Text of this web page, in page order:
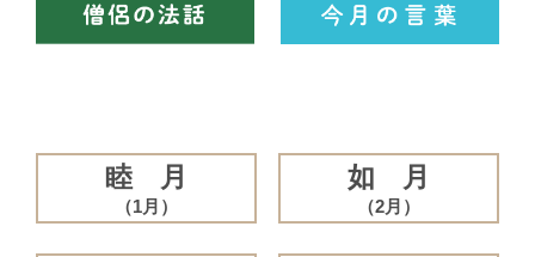
睦 月
（1月）
如 月
（2月）